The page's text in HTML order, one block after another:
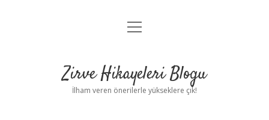
Anasayfa
Yasal Uyarı
menüyü
Zirve Hikayeleri Blogu
İlham veren önerilerle yükseklere çık!